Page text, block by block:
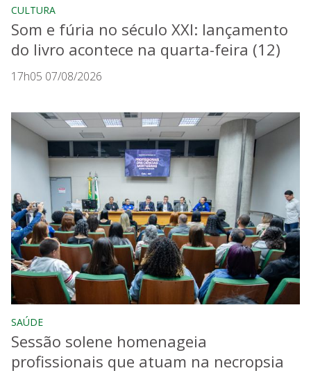
CULTURA
Som e fúria no século XXI: lançamento
do livro acontece na quarta-feira (12)
17h05 07/08/2026
SAÚDE
Sessão solene homenageia
profissionais que atuam na necropsia